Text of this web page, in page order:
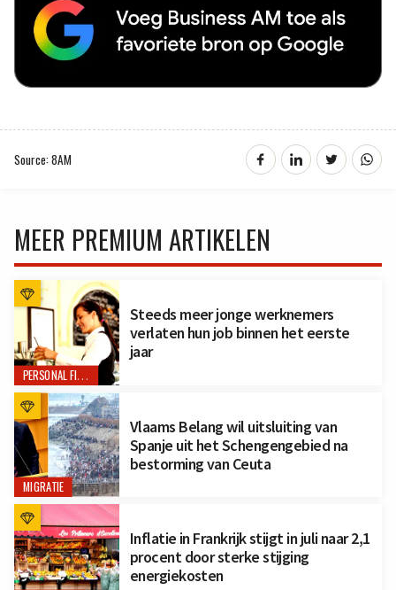
Source: 8AM
MEER PREMIUM ARTIKELEN
PERSONAL FINANCE
Steeds meer jonge werknemers
verlaten hun job binnen het eerste
jaar
MIGRATIE
Vlaams Belang wil uitsluiting van
Spanje uit het Schengengebied na
bestorming van Ceuta
Inflatie in Frankrijk stijgt in juli naar 2,1
procent door sterke stijging
energiekosten